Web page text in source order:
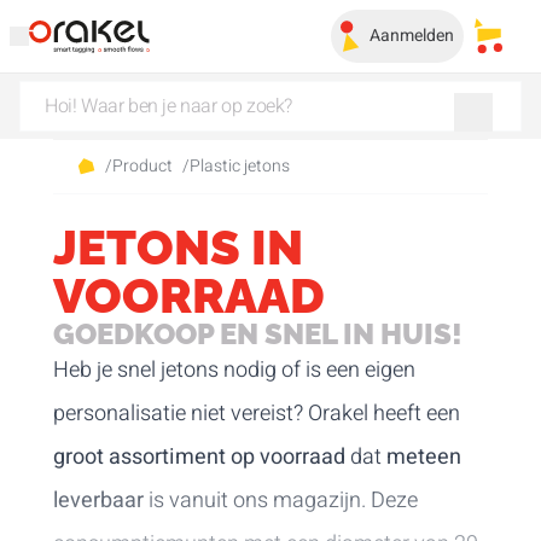
Aanmelden Mijn
/Product /Plastic jetons
JETONS IN
VOORRAAD
GOEDKOOP EN SNEL IN HUIS!
Heb je snel jetons nodig of is een eigen
personalisatie niet vereist? Orakel heeft een
groot assortiment op voorraad datmeteen
leverbaaris vanuit ons magazijn. Deze